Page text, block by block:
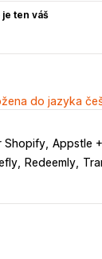
ten váš
do jazyka
Shopify Appstle
Redeemly